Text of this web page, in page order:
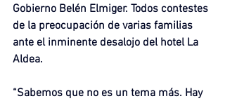
Gobierno Belén Elmiger. Todos contestes
de la preocupación de varias familias
ante el inminente desalojo del hotel La
Aldea.
“Sabemos que no es un tema más. Hay